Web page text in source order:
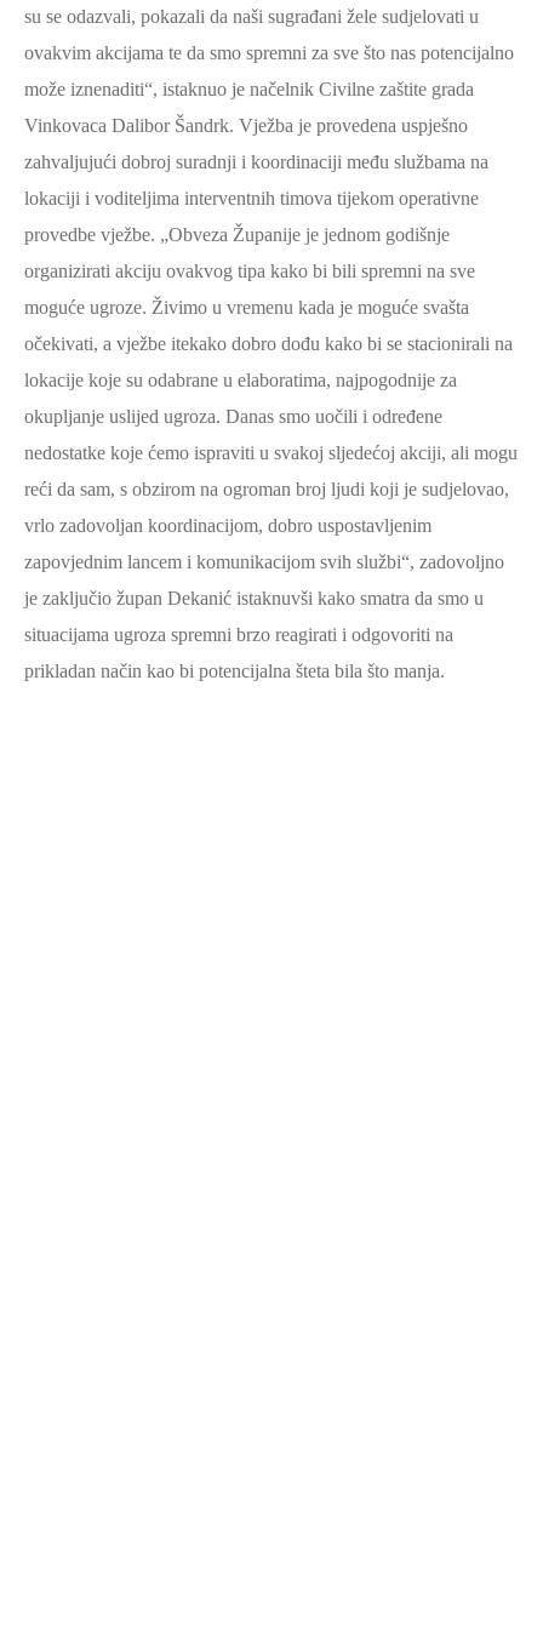
su se odazvali, pokazali da naši sugrađani žele sudjelovati u
ovakvim akcijama te da smo spremni za sve što nas potencijalno
može iznenaditi“, istaknuo je načelnik Civilne zaštite grada
Vinkovaca Dalibor Šandrk. Vježba je provedena uspješno
zahvaljujući dobroj suradnji i koordinaciji među službama na
lokaciji i voditeljima interventnih timova tijekom operativne
provedbe vježbe. „Obveza Županije je jednom godišnje
organizirati akciju ovakvog tipa kako bi bili spremni na sve
moguće ugroze. Živimo u vremenu kada je moguće svašta
očekivati, a vježbe itekako dobro dođu kako bi se stacionirali na
lokacije koje su odabrane u elaboratima, najpogodnije za
okupljanje uslijed ugroza. Danas smo uočili i određene
nedostatke koje ćemo ispraviti u svakoj sljedećoj akciji, ali mogu
reći da sam, s obzirom na ogroman broj ljudi koji je sudjelovao,
vrlo zadovoljan koordinacijom, dobro uspostavljenim
zapovjednim lancem i komunikacijom svih službi“, zadovoljno
je zaključio župan Dekanić istaknuvši kako smatra da smo u
situacijama ugroza spremni brzo reagirati i odgovoriti na
prikladan način kao bi potencijalna šteta bila što manja.